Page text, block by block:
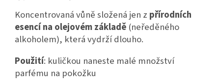
Koncentrovaná vůně složená jen z přírodních
esencí na olejovém základě (neředěného
alkoholem), která vydrží dlouho.
Použití: kuličkou naneste malé množství
parfému na pokožku